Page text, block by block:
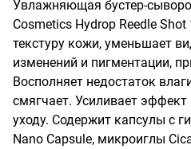
Увлажняющая бустер-
Cosmetics Hydrop Reedle
текстуру кожи, уменьшает
изменений и пигментации,
Восполняет недостаток
смягчает. Усиливает
уходу. Содержит капсулы с
Nano Capsule, микроиглы